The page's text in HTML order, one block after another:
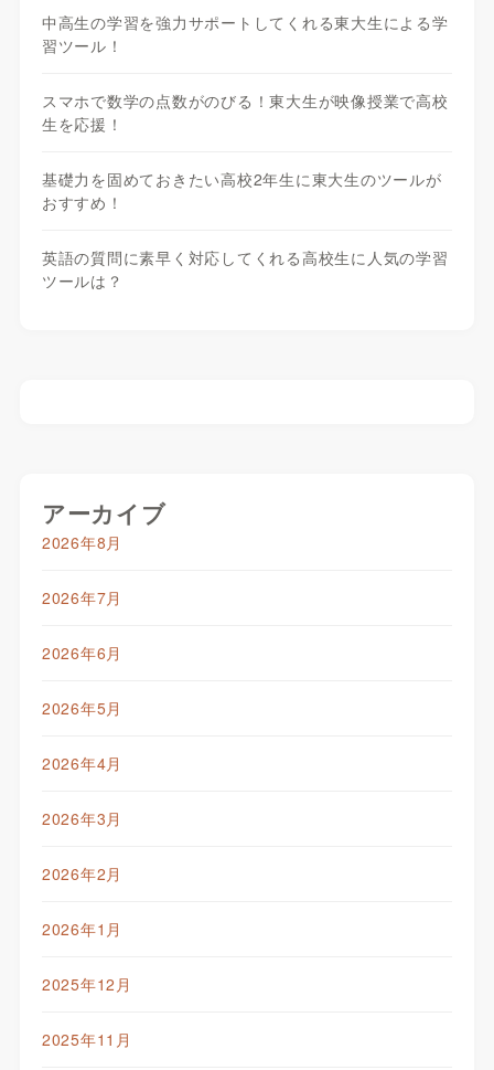
中高生の学習を強力サポートしてくれる東大生による学
習ツール！
スマホで数学の点数がのびる！東大生が映像授業で高校
生を応援！
基礎力を固めておきたい高校2年生に東大生のツールが
おすすめ！
英語の質問に素早く対応してくれる高校生に人気の学習
ツールは？
アーカイブ
2026年8月
2026年7月
2026年6月
2026年5月
2026年4月
2026年3月
2026年2月
2026年1月
2025年12月
2025年11月